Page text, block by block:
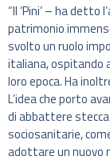
“Il ‘Pini’ – ha
patrimonio
svolto un ruolo
italiana, ospitando
loro epoca. Ha
L’idea che porto
di abbattere
sociosanitarie,
adottare un nuovo